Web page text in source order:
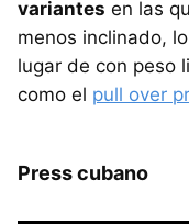
variantes en las
menos inclinado,
lugar de con peso
como el pull over
Press cubano